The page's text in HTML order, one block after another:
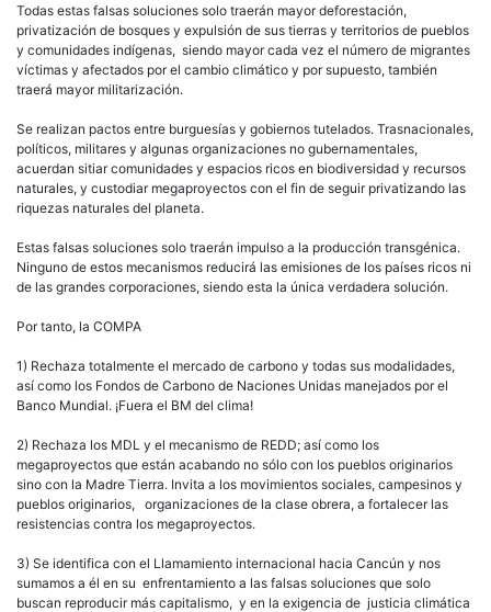
Todas estas falsas soluciones solo traerán mayor deforestación,
privatización de bosques y expulsión de sus tierras y territorios de pueblos
y comunidades indígenas, siendo mayor cada vez el número de migrantes
víctimas y afectados por el cambio climático y por supuesto, también
traerá mayor militarización.
Se realizan pactos entre burguesías y gobiernos tutelados. Trasnacionales,
políticos, militares y algunas organizaciones no gubernamentales,
acuerdan sitiar comunidades y espacios ricos en biodiversidad y recursos
naturales, y custodiar megaproyectos con el fin de seguir privatizando las
riquezas naturales del planeta.
Estas falsas soluciones solo traerán impulso a la producción transgénica.
Ninguno de estos mecanismos reducirá las emisiones de los países ricos ni
de las grandes corporaciones, siendo esta la única verdadera solución.
Por tanto, la COMPA
1) Rechaza totalmente el mercado de carbono y todas sus modalidades,
así como los Fondos de Carbono de Naciones Unidas manejados por el
Banco Mundial. ¡Fuera el BM del clima!
2) Rechaza los MDL y el mecanismo de REDD; así como los
megaproyectos que están acabando no sólo con los pueblos originarios
sino con la Madre Tierra. Invita a los movimientos sociales, campesinos y
pueblos originarios, organizaciones de la clase obrera, a fortalecer las
resistencias contra los megaproyectos.
3) Se identifica con el Llamamiento internacional hacia Cancún y nos
sumamos a él en su enfrentamiento a las falsas soluciones que solo
buscan reproducir más capitalismo, y en la exigencia de justicia climática